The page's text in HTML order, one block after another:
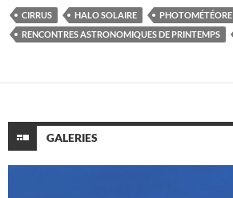
CIRRUS HALO SOLAIRE
PHOTOMÉTÉORE
RENCONTRES ASTRONOMIQUES DE PRINTEMPS
GALERIES